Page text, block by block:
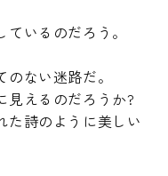
いるのだろう。
ない迷路だ。
見えるのだろうか?
た詩のように美しい